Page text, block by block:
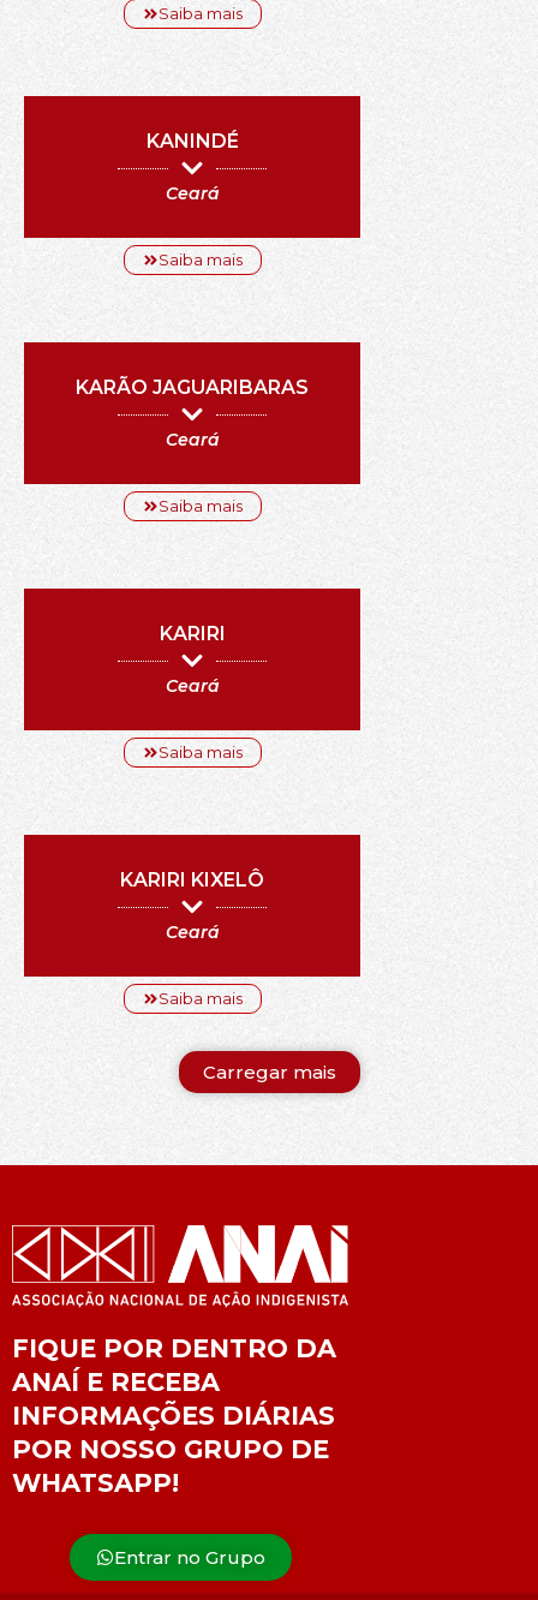
Saiba mais
KANINDÉ
Ceará
Saiba mais
KARÃO JAGUARIBARAS
Ceará
Saiba mais
KARIRI
Ceará
Saiba mais
KARIRI KIXELÔ
Ceará
Saiba mais
Carregar mais
FIQUE POR DENTRO DA
ANAÍ E RECEBA
INFORMAÇÕES DIÁRIAS
POR NOSSO GRUPO DE
WHATSAPP!
Entrar no Grupo